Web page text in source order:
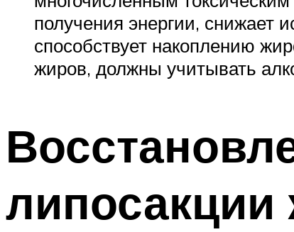
получения энергии, снижает
способствует накоплению
жиров, должны учитывать
липосакции